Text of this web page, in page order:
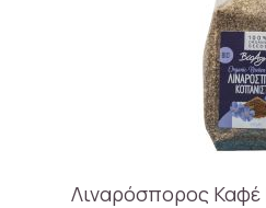
Λιναρόσπορος Καφέ